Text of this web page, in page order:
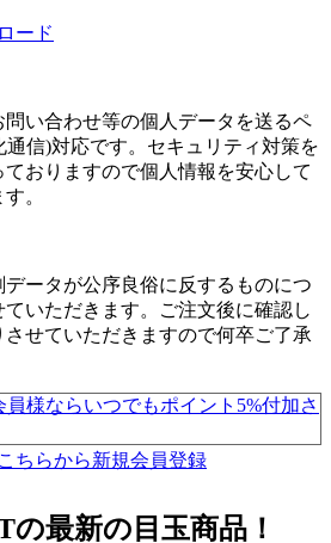
問い合わせ等の個人データを送るペ
通信)対応です。セキュリティ対策を
おりますので個人情報を安心して
。
ータが公序良俗に反するものにつ
いただきます。ご注文後に確認し
せていただきますので何卒ご了承
ちらから新規会員登録